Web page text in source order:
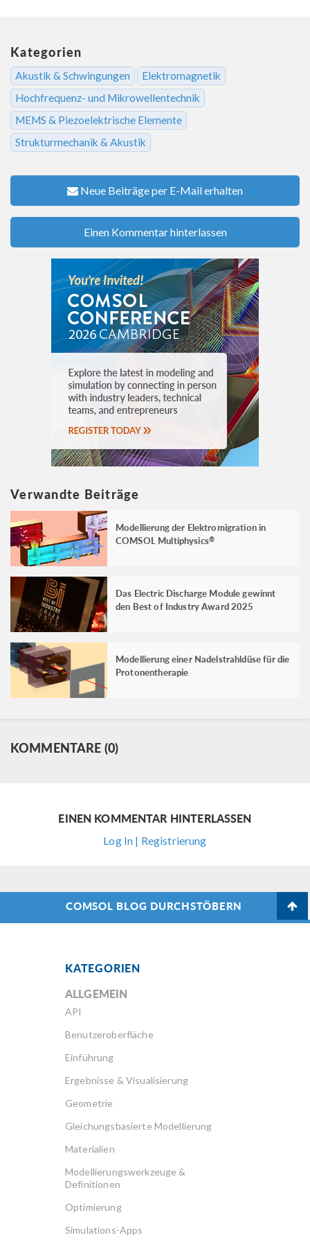
Kategorien
Akustik & Schwingungen
Elektromagnetik
Hochfrequenz- und Mikrowellentechnik
MEMS & Piezoelektrische Elemente
Strukturmechanik & Akustik
Neue Beiträge per E-Mail erhalten
Einen Kommentar hinterlassen
Verwandte Beiträge
Modellierung der Elektromigration in
COMSOL Multiphysics®
Das Electric Discharge Module gewinnt
den Best of Industry Award 2025
Modellierung einer Nadelstrahldüse für die
Protonentherapie
KOMMENTARE (0)
EINEN KOMMENTAR HINTERLASSEN
Log In | Registrierung
COMSOL BLOG DURCHSTÖBERN
KATEGORIEN
ALLGEMEIN
API
Benutzeroberfläche
Einführung
Ergebnisse & Visualisierung
Geometrie
Gleichungsbasierte Modellierung
Materialien
Modellierungswerkzeuge &
Definitionen
Optimierung
Simulations-Apps